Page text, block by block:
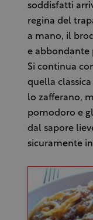
soddisfatti
regina del
a mano, il
e abbondante
Si continua
quella
lo zafferano,
pomodoro e
dal sapore
sicuramente